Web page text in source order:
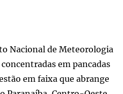
Nacional de Meteorologia
em pancadas
em faixa que abrange